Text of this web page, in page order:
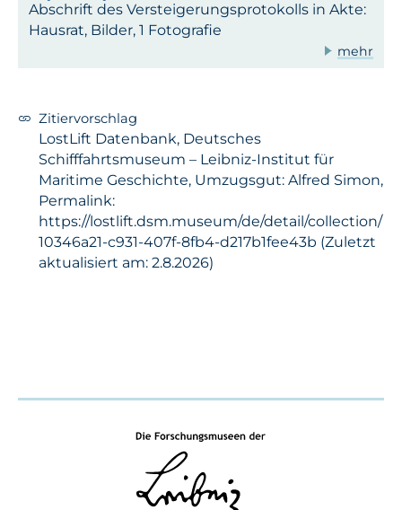
Abschrift des Versteigerungsprotokolls in Akte:
Hausrat, Bilder, 1 Fotografie
mehr
Zitiervorschlag
LostLift Datenbank, Deutsches
Schifffahrtsmuseum – Leibniz-Institut für
Maritime Geschichte, Umzugsgut: Alfred Simon,
Permalink:
https://lostlift.dsm.museum/de/detail/collection/
10346a21-c931-407f-8fb4-d217b1fee43b (Zuletzt
aktualisiert am: 2.8.2026)